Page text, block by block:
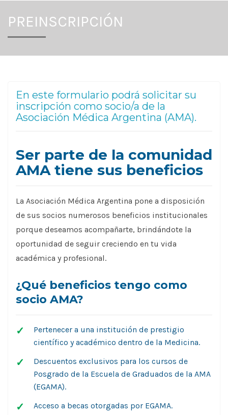
PREINSCRIPCIÓN
En este formulario podrá solicitar su
inscripción como socio/a de la
Asociación Médica Argentina (AMA).
Ser parte de la comunidad
AMA tiene sus beneficios
La Asociación Médica Argentina pone a disposición
de sus socios numerosos beneficios institucionales
porque deseamos acompañarte, brindándote la
oportunidad de seguir creciendo en tu vida
académica y profesional.
¿Qué beneficios tengo como
socio AMA?
Pertenecer a una institución de prestigio
científico y académico dentro de la Medicina.
Descuentos exclusivos para los cursos de
Posgrado de la Escuela de Graduados de la AMA
(EGAMA).
Acceso a becas otorgadas por EGAMA.